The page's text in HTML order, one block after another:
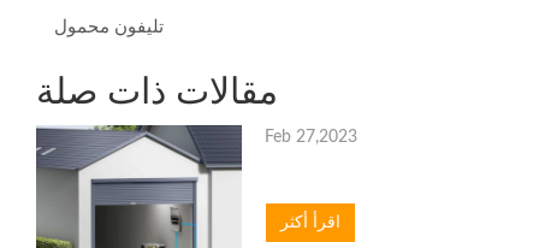
تليفون محمول
مقالات ذات صلة
Feb 27,2023
اقرأ أكثر